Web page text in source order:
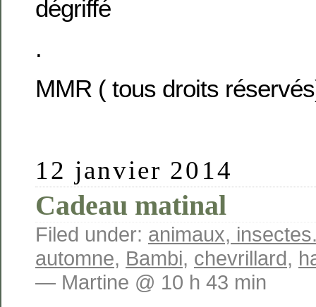
dégriffé
.
MMR ( tous droits
12 janvier 2014
Cadeau matinal
Filed under: animaux,
automne, Bambi, chevrillard,
— Martine @ 10 h 43 min